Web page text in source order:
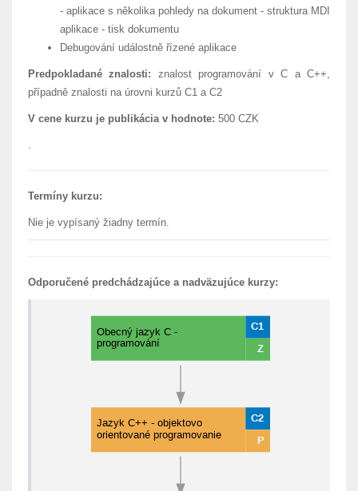
- aplikace s několika pohledy na dokument - struktura MDI
aplikace - tisk dokumentu
Debugování událostně řízené aplikace
Predpokladané znalosti: znalost programování v C a C++,
případně znalosti na úrovni kurzů C1 a C2
V cene kurzu je publikácia v hodnote: 500 CZK
.
Termíny kurzu:
Nie je vypísaný žiadny termín.
Odporučené predchádzajúce a nadväzujúce kurzy: